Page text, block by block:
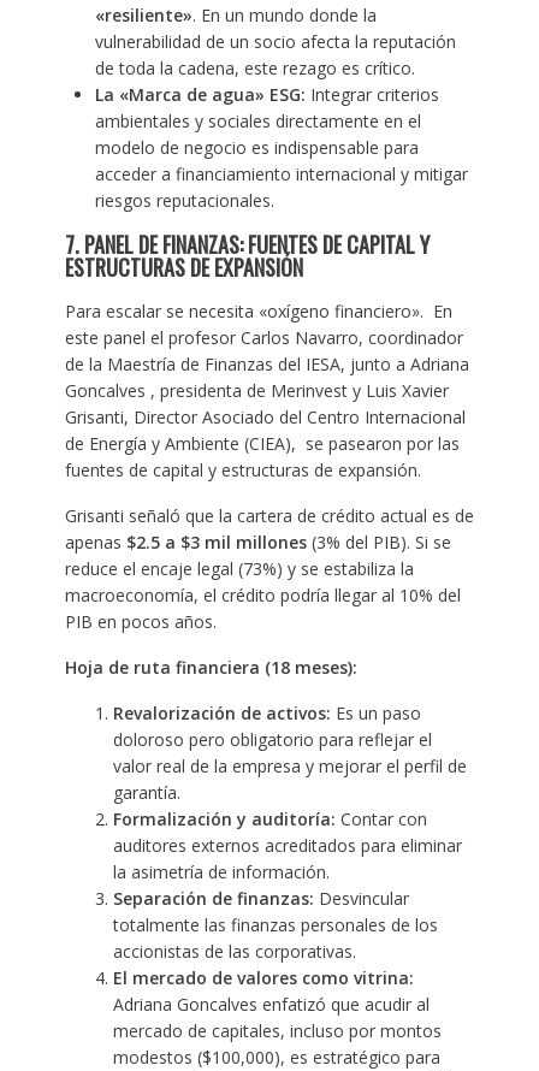
«resiliente». En un mundo donde la
vulnerabilidad de un socio afecta la reputación
de toda la cadena, este rezago es crítico.
La «Marca de agua» ESG: Integrar criterios
ambientales y sociales directamente en el
modelo de negocio es indispensable para
acceder a financiamiento internacional y mitigar
riesgos reputacionales.
7. PANEL DE FINANZAS: FUENTES DE CAPITAL Y
ESTRUCTURAS DE EXPANSIÓN
Para escalar se necesita «oxígeno financiero». En
este panel el profesor Carlos Navarro, coordinador
de la Maestría de Finanzas del IESA, junto a Adriana
Goncalves , presidenta de Merinvest y Luis Xavier
Grisanti, Director Asociado del Centro Internacional
de Energía y Ambiente (CIEA), se pasearon por las
fuentes de capital y estructuras de expansión.
Grisanti señaló que la cartera de crédito actual es de
apenas $2.5 a $3 mil millones(3% del PIB). Si se
reduce el encaje legal (73%) y se estabiliza la
macroeconomía, el crédito podría llegar al 10% del
PIB en pocos años.
Hoja de ruta financiera (18 meses):
Revalorización de activos: Es un paso
doloroso pero obligatorio para reflejar el
valor real de la empresa y mejorar el perfil de
garantía.
Formalización y auditoría: Contar con
auditores externos acreditados para eliminar
la asimetría de información.
Separación de finanzas: Desvincular
totalmente las finanzas personales de los
accionistas de las corporativas.
El mercado de valores como vitrina:
Adriana Goncalves enfatizó que acudir al
mercado de capitales, incluso por montos
modestos ($100,000), es estratégico para